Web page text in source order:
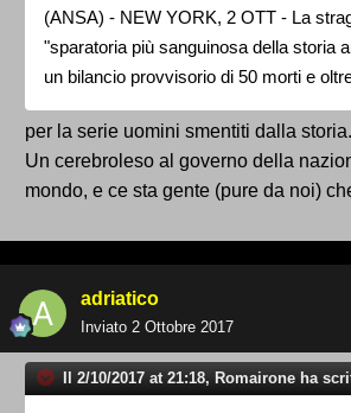
(ANSA) - NEW YORK, 2 OTT - La
"sparatoria più sanguinosa della storia
un bilancio provvisorio di 50 morti e
per la serie uomini smentiti dalla
Un cerebroleso al governo della
mondo, e ce sta gente (pure da noi)
adriatico
Inviato 2 Ottobre 2017
Il 2/10/2017 at 21:18, Romairone ha